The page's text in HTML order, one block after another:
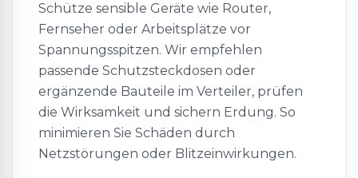
Schütze sensible Geräte wie Router,
Fernseher oder Arbeitsplätze vor
Spannungsspitzen. Wir empfehlen
passende Schutzsteckdosen oder
ergänzende Bauteile im Verteiler, prüfen
die Wirksamkeit und sichern Erdung. So
minimieren Sie Schäden durch
Netzstörungen oder Blitzeinwirkungen.